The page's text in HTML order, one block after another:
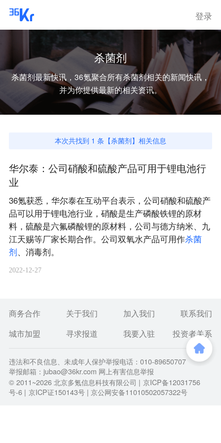
登录
杀菌剂
杀菌剂最新快讯，36氪聚合所有杀菌剂相关的新闻快讯，
并为你提供最新的相关资讯。
本次共找到 1 条【杀菌剂】相关信息
华尔泰：公司硝酸和硫酸产品可用于锂电池行
业
36氪获悉，华尔泰在互动平台表示，公司硝酸和硫酸产
品可以用于锂电池行业，硝酸是生产磷酸铁锂的原材
料，硫酸是六氟磷酸锂的原材料，公司与德方纳米、九
江天赐等厂家长期合作。公司双氧水产品可用作杀菌
剂、消毒剂。
2022-12-27
商务合作 关于我们 加入我们
联系我们
城市加盟
寻求报道 我要入驻 投资者关系
违法和不良信息、未成年人保护举报电话：010-89650707
举报邮箱：jubao@36kr.com 网上有害信息举报
© 2011~2026北京多氪信息科技有限公司 | 京ICP备12031756
号-6 | 京ICP证150143号 | 京公网安备11010502057322号